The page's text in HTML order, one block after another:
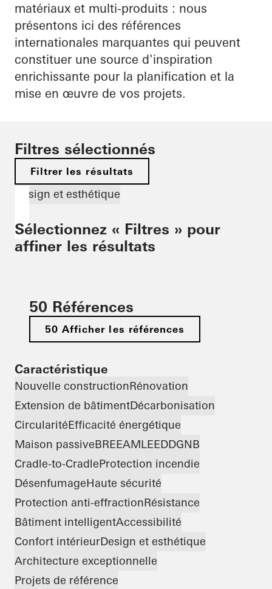
matériaux et multi-produits : nous
présentons ici des références
internationales marquantes qui peuvent
constituer une source d'inspiration
enrichissante pour la planification et la
mise en œuvre de vos projets.
Filtres sélectionnés
Filtrer les résultats
Design et esthétique
Sélectionnez « Filtres » pour
affiner les résultats
50 Références
50 Afficher les références
Caractéristique
Nouvelle constructionRénovation
Extension de bâtimentDécarbonisation
CircularitéEfficacité énergétique
Maison passiveBREEAMLEEDDGNB
Cradle-to-CradleProtection incendie
DésenfumageHaute sécurité
Protection anti-effractionRésistance
Bâtiment intelligentAccessibilité
Confort intérieurDesign et esthétique
Architecture exceptionnelle
Projets de référence